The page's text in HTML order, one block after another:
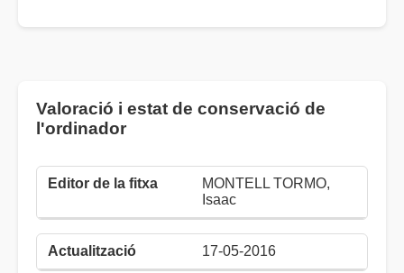
Valoració i estat de conservació de
l'ordinador
MONTELL TORMO,
Isaac
17-05-2016